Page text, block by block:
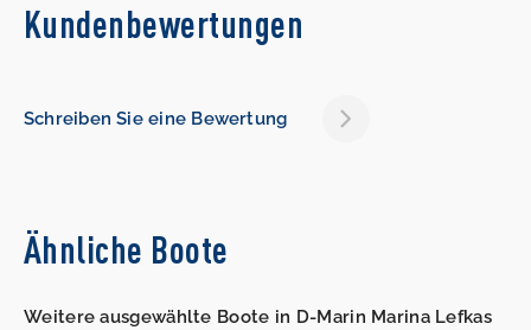
Kundenbewertungen
Schreiben Sie eine Bewertung
Ähnliche Boote
Weitere ausgewählte Boote in D-Marin Marina Lefkas